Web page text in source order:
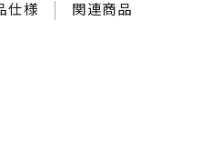
仕様 関連商品